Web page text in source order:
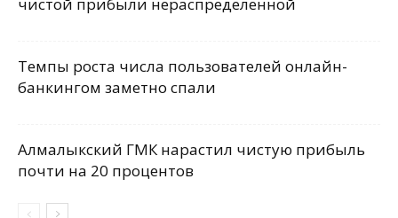
Темпы роста числа пользователей онлайн-
банкингом заметно спали
Алмалыкский ГМК нарастил чистую прибыль
почти на 20 процентов